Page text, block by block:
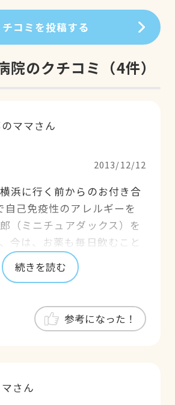
コミを投稿する
院のクチコミ （4件）
ママさん
2013/12/12
浜に行く前からのお付き合
自己免疫性のアレルギーを
（ミニチュアダックス）を
今は、お薬も毎日飲むこと
き１１歳の誕生日を迎えま
と思った時期もありました
たちと一緒に心配していただ
うに桃太郎に接してくださっ
続きを読む
参考になった！
さん